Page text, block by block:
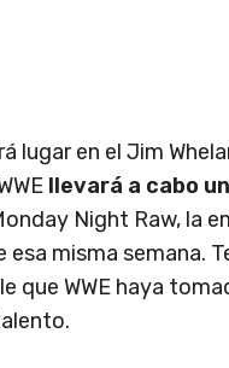
lugar en el Jim
llevará a cabo
Night Raw, la
esa misma semana.
que WWE haya